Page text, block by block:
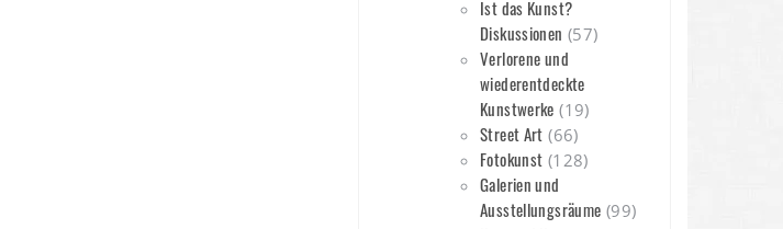
Ist das Kunst?
Diskussionen (57)
Verlorene und
wiederentdeckte
Kunstwerke (19)
Street Art (66)
Fotokunst (128)
Galerien und
Ausstellungsräume (99)